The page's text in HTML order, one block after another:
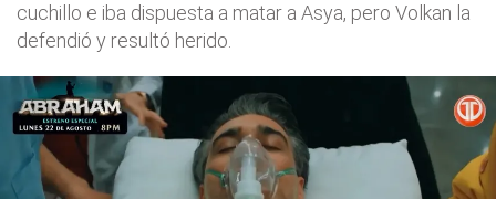
cuchillo e iba dispuesta a matar a Asya, pero Volkan la
defendió y resultó herido.